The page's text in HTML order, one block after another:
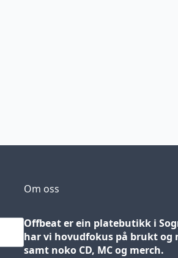
Om oss
Offbeat er ein platebutikk i
har vi hovudfokus på brukt og
samt noko CD, MC og merch.